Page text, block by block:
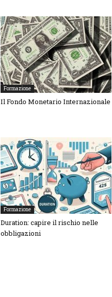
Formazione
Il Fondo Monetario Internazionale
Formazione
Duration: capire il rischio nelle
obbligazioni